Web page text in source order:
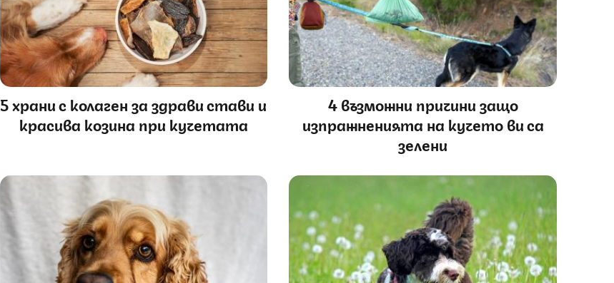
5 храни с колаген за здрави стави и
красива козина при кучетата
4 възможни причини защо
изпражненията на кучето ви са
зелени